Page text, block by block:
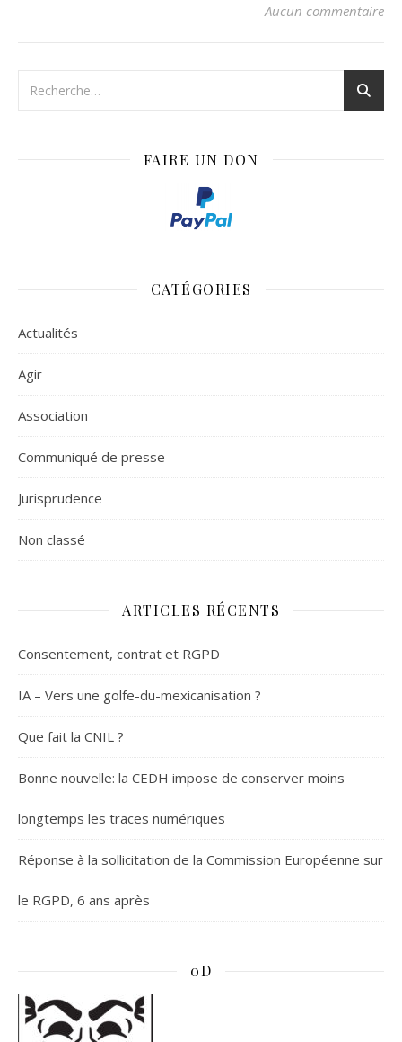
Aucun commentaire
FAIRE UN DON
CATÉGORIES
Actualités
Agir
Association
Communiqué de presse
Jurisprudence
Non classé
ARTICLES RÉCENTS
Consentement, contrat et RGPD
IA – Vers une golfe-du-mexicanisation ?
Que fait la CNIL ?
Bonne nouvelle: la CEDH impose de conserver moins
longtemps les traces numériques
Réponse à la sollicitation de la Commission Européenne sur
le RGPD, 6 ans après
0D